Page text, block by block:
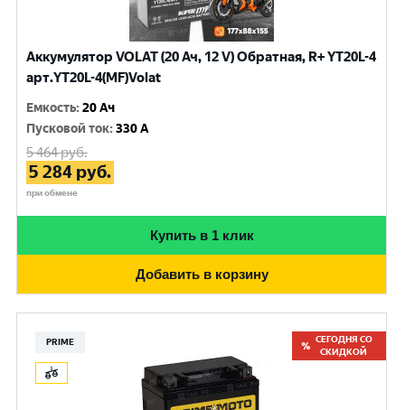
Аккумулятор VOLAT (20 Ач, 12 V) Обратная, R+ YT20L-4
арт.YT20L-4(MF)Volat
Емкость:20 Ач
Пусковой ток:330 A
5 464руб.
5 284 руб.
при обмене
Купить в 1 клик
Добавить в корзину
PRIME
СЕГОДНЯ СО
СКИДКОЙ